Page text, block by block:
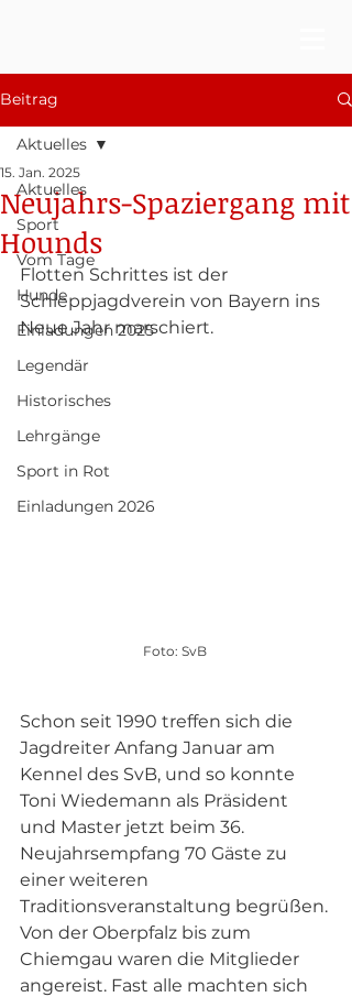
Beitrag
Aktuelles
Sport
Vom Tage
Hunde
Einladungen 2025
Legendär
Historisches
Lehrgänge
Sport in Rot
Einladungen 2026
Aktuelles
Neujahrs-Spaziergang mit
Hounds
15. Jan. 2025
Flotten Schrittes ist der
Schleppjagdverein von Bayern ins
Neue Jahr marschiert.
Foto: SvB
Schon seit 1990 treffen sich die
Jagdreiter Anfang Januar am
Kennel des SvB, und so konnte
Toni Wiedemann als Präsident
und Master jetzt beim 36.
Neujahrsempfang 70 Gäste zu
einer weiteren
Traditionsveranstaltung begrüßen.
Von der Oberpfalz bis zum
Chiemgau waren die Mitglieder
angereist. Fast alle machten sich